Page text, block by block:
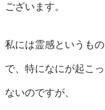
ございます。
私には霊感というも
で、特になにが起こ
ないのですが、